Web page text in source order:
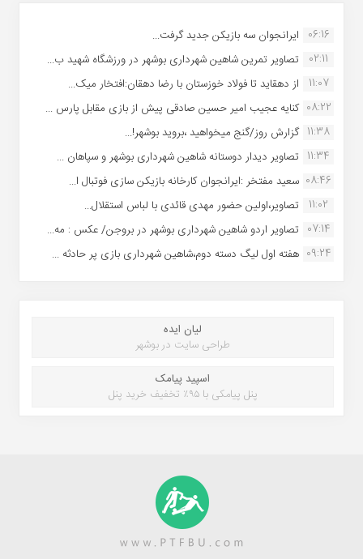
06:16 ایرانجوان سه بازیکن جدید گرفت...
02:11
تصاویر تمرین شاهین شهردارى بوشهر در ورزشگاه شهید ب...
11:07
از دهقاید تا فولاد خوزستان با رضا دهقان:افتخار میک...
08:22 کنایه عجیب امیر حسین صادقی پیش از بازی مقابل پارس ...
11:38 گزارش روز/گنج میخواهید ،بروید بوشهر!...
11:34 تصاویر دیدار دوستانه شاهین شهردارى بوشهر و سپاهان ...
08:46 سعید مفتخر :ایرانجوان کارخانه بازیکن سازی فوتبال ا...
11:02
تصاویر،اولین حضور مهدی قائدی با لباس استقلال...
07:14 تصاویر اردو شاهین شهرداری بوشهر در بروجن/ عکس : مه...
09:24 هفته اول لیگ دسته دوم،شاهین شهرداری بازی پر حادثه ...
لیان ایده
طراحی سایت در بوشهر
اسپید پیامک
پنل پیامکی با ۹۵٪ تخفیف خرید پنل